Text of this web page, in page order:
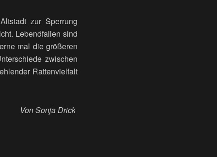
zur Sperrung
Lebendfallen sind
mal die größeren
zwischen
Rattenvielfalt
Von SonjaDrick